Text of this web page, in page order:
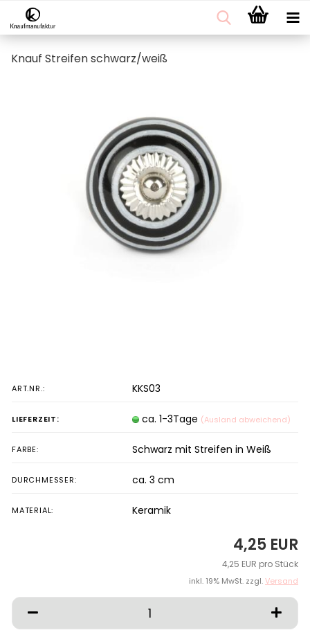
Knauf Streifen schwarz/weiß
ART.NR.: KKS03
LIEFERZEIT: ca. 1-3Tage (Ausland abweichend)
FARBE: Schwarz mit Streifen in Weiß
DURCHMESSER: ca. 3 cm
MATERIAL: Keramik
4,25 EUR
4,25 EUR pro Stück
inkl. 19% MwSt. zzgl.Versand